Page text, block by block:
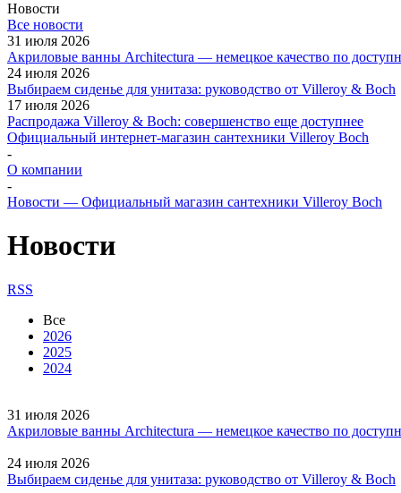
Новости
Все новости
31 июля 2026
Акриловые ванны Architectura — немецкое качество по
24 июля 2026
Выбираем сиденье для унитаза: руководство от Villeroy & Boch
17 июля 2026
Распродажа Villeroy & Boch: совершенство еще доступнее
Официальный интернет-магазин сантехники Villeroy Boch
-
О компании
-
Новости — Официальный магазин сантехники Villeroy Boch
Новости
RSS
Все
2026
2025
2024
31 июля 2026
Акриловые ванны Architectura — немецкое качество по
24 июля 2026
Выбираем сиденье для унитаза: руководство от Villeroy & Boch